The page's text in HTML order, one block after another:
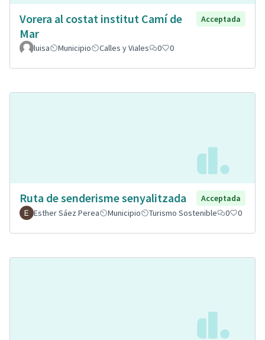
Vorera al costat institut Camí de
Mar
Acceptada
luisa Municipio Calles y Viales 0 0
Ruta de senderisme senyalitzada
Acceptada
Esther Sáez Perea
Municipio Turismo Sostenible 0 0